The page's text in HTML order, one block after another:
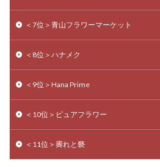
＜7位＞青山フラワーマーケット
＜8位＞ハナメク
＜9位＞Hana Prime
＜10位＞ピュアフラワー
＜11位＞霽れと褻